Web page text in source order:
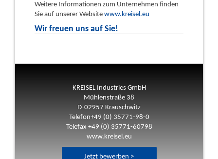
Weitere Informationen zum Unternehmen finden
Sie auf unserer Website www.kreisel.eu
Wir freuen uns auf Sie!
KREISEL Industries GmbH
Mühlenstraße 38
D-02957 Krauschwitz
Telefon+49 (0) 35771-98-0
Telefax +49 (0) 35771-60798
www.kreisel.eu
Jetzt bewerben >